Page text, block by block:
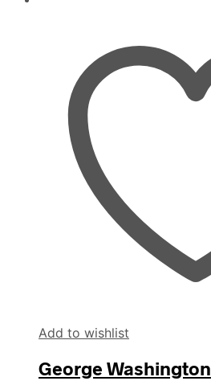
Add to wishlist
George Washington